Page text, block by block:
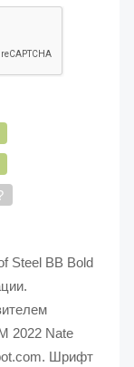
Steel BB Bold
2022 Nate
Шрифт